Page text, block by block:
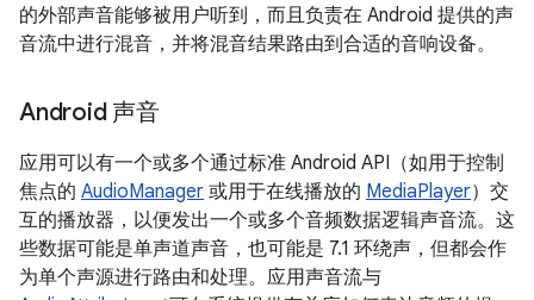
的外部声音能够被用户听到，而且负责在 Android 提供的声
音流中进行混音，并将混音结果路由到合适的音响设备。
Android 声音
应用可以有一个或多个通过标准 Android API（如用于控制
焦点的 AudioManager 或用于在线播放的 MediaPlayer）交
互的播放器，以便发出一个或多个音频数据逻辑声音流。这
些数据可能是单声道声音，也可能是 7.1 环绕声，但都会作
为单个声源进行路由和处理。应用声音流与